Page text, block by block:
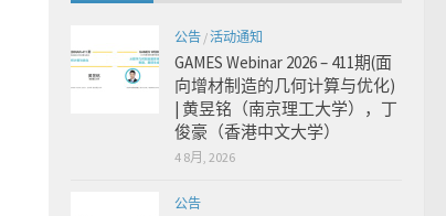
公告 /活动通知
GAMES Webinar 2026 – 411期(面
向增材制造的几何计算与优化)
| 黄昱铭（南京理工大学），丁
俊豪（香港中文大学）
4 8月, 2026
公告